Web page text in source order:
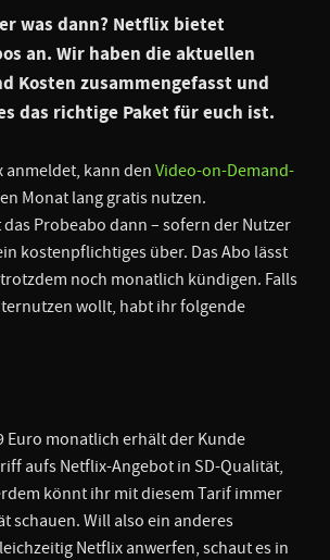
was dann? Netflix bietet
an. Wir haben die aktuellen
Kosten zusammengefasst und
das richtige Paket für euch ist.
anmeldet, kann den Video-on-Demand-
Monat lang gratis nutzen.
Probeabo dann – sofern der Nutzer
kostenpflichtiges über. Das Abo lässt
noch monatlich kündigen. Falls
wollt, habt ihr folgende
Euro monatlich erhält der Kunde
aufs Netflix-Angebot in SD-Qualität,
könnt ihr mit diesem Tarif immer
schauen. Will also ein anderes
Netflix anwerfen, schaut es in